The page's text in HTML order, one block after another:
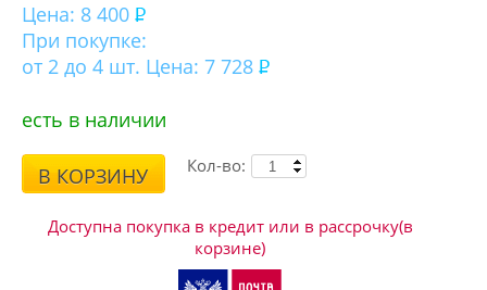
Цена: 8 400
При покупке:
от 2 до 4 шт. Цена: 7 728
есть в наличии
В КОРЗИНУ Кол-во:
Доступна покупка в кредит или в рассрочку(в
корзине)